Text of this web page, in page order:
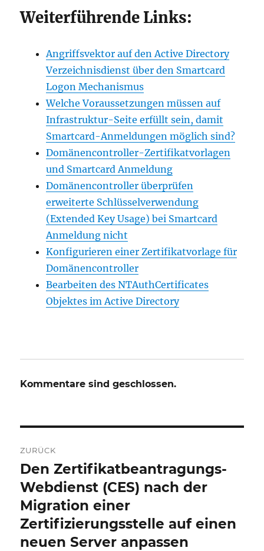
Weiterführende Links:
Angriffsvektor auf den Active Directory
Verzeichnisdienst über den Smartcard
Logon Mechanismus
Welche Voraussetzungen müssen auf
Infrastruktur-Seite erfüllt sein, damit
Smartcard-Anmeldungen möglich sind?
Domänencontroller-Zertifikatvorlagen
und Smartcard Anmeldung
Domänencontroller überprüfen
erweiterte Schlüsselverwendung
(Extended Key Usage) bei Smartcard
Anmeldung nicht
Konfigurieren einer Zertifikatvorlage für
Domänencontroller
Bearbeiten des NTAuthCertificates
Objektes im Active Directory
Kommentare sind geschlossen.
Navigation
ZURÜCK
Vorheriger
Beitrag:
Den Zertifikatbeantragungs-
Webdienst (CES) nach der
Migration einer
Zertifizierungsstelle auf einen
neuen Server anpassen